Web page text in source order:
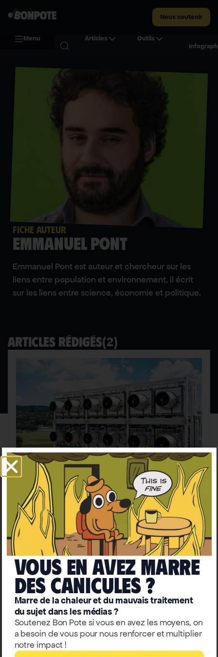
Nous soutenir
Menu Articles
Outils
FICHE AUTEUR
Emmanuel Pont
Emmanuel Pont est auteur et chercheur sur les
liens entre population et environnement, il écrit
sur les liens entre science, économie et politique.
Articles rédigés(2)
Climat-biodiversité
Capture et élimination du
carbone : arnaque ou solution
pour le climat ?
Emmanuel Pont
Vous en avez marre
deS caniculeS ?
Marre de la chaleur et du mauvais traitement
du sujet dans les médias ?
Soutenez Bon Pote si vous en avez les moyens, on
a besoin de vous pour nous renforcer et multiplier
notre impact !